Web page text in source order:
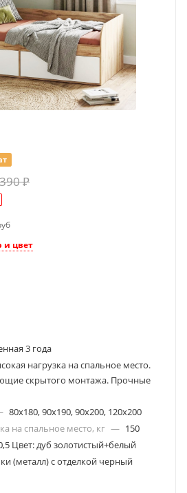
₽
и цвет
3 года
нагрузка на спальное место.
скрытого монтажа. Прочные
80х180, 90х190, 90х200, 120х200
на спальное место, кг — 150
Цвет: дуб золотистый+белый
(металл) с отделкой черный